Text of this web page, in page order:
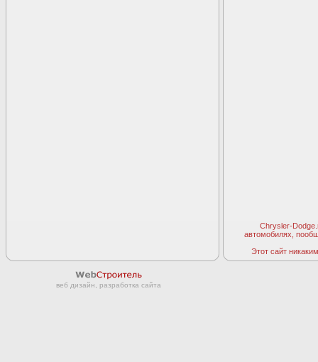
Chrysler-
автомобилях,
Этот сайт
веб дизайн, разработка сайта